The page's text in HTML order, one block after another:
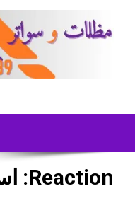
Reaction: